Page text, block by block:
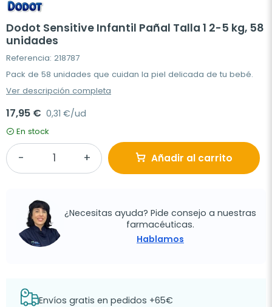
Dodot Sensitive Infantil Pañal Talla 1 2-5 kg, 58
unidades
Referencia: 218787
Pack de 58 unidades que cuidan la piel delicada de tu bebé.
Ver descripción completa
17,95 € 0,31 €/ud
En stock
Añadir al carrito
¿Necesitas ayuda? Pide consejo a nuestras
farmacéuticas.
Hablamos
Envíos gratis en pedidos +65€